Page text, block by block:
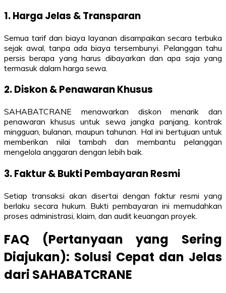
1. Harga Jelas & Transparan
Semua tarif dan biaya layanan disampaikan secara terbuka
sejak awal, tanpa ada biaya tersembunyi. Pelanggan tahu
persis berapa yang harus dibayarkan dan apa saja yang
termasuk dalam harga sewa.
2. Diskon & Penawaran Khusus
SAHABATCRANE menawarkan diskon menarik dan
penawaran khusus untuk sewa jangka panjang, kontrak
mingguan, bulanan, maupun tahunan. Hal ini bertujuan untuk
memberikan nilai tambah dan membantu pelanggan
mengelola anggaran dengan lebih baik.
3. Faktur & Bukti Pembayaran Resmi
Setiap transaksi akan disertai dengan faktur resmi yang
berlaku secara hukum. Bukti pembayaran ini memudahkan
proses administrasi, klaim, dan audit keuangan proyek.
FAQ (Pertanyaan yang Sering
Diajukan): Solusi Cepat dan Jelas
dari SAHABATCRANE